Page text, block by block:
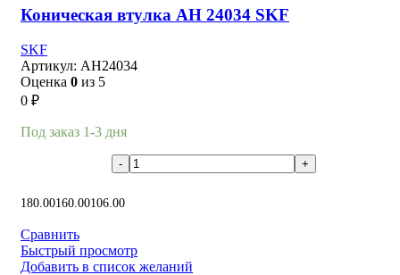
Коническая втулка AH 24034 SKF
SKF
Артикул: AH24034
Оценка 0 из 5
0 ₽
Под заказ 1-3 дня
180.00160.00106.00
Сравнить
Быстрый просмотр
Добавить в список желаний